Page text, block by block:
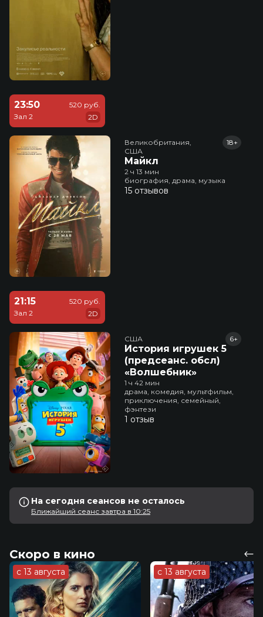
23:50
Зал 2
520 руб.
2D
Великобритания,
США
Майкл
18+
2 ч 13 мин
биография, драма, музыка
15 отзывов
21:15
Зал 2
520 руб.
2D
США
История игрушек 5
(предсеанс. обсл)
«Волшебник»
6+
1 ч 42 мин
драма, комедия, мультфильм,
приключения, семейный,
фэнтези
1 отзыв
На сегодня сеансов не осталось
Ближайший сеанс завтра в 10:25
Скоро в кино
с 13 августа с 13 августа